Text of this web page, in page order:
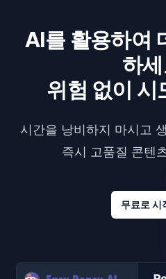
AI를 활용하여
하
위험 없이 시
시간을 낭비하지 마시고
즉시 고품질 콘텐
무료로 시